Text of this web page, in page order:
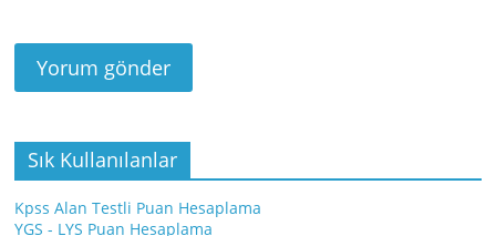
Sık Kullanılanlar
Kpss Alan Testli Puan Hesaplama
YGS - LYS Puan Hesaplama